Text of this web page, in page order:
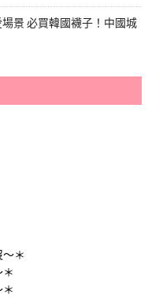
場景 必買韓國襪子！中國城
～＊